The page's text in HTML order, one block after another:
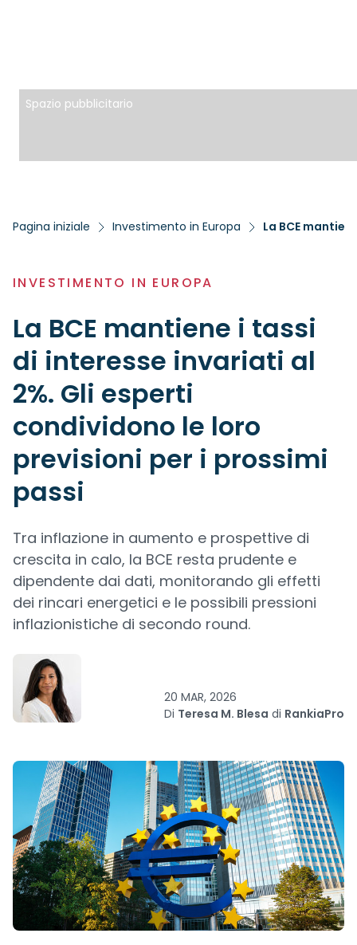
Spazio pubblicitario
Pagina iniziale Investimento in Europa
INVESTIMENTO IN EUROPA
La BCE mantiene i tassi
di interesse invariati al
2%. Gli esperti
condividono le loro
previsioni per i prossimi
passi
Tra inflazione in aumento e prospettive di
crescita in calo, la BCE resta prudente e
dipendente dai dati, monitorando gli effetti
dei rincari energetici e le possibili pressioni
inflazionistiche di secondo round.
20 MAR, 2026
Di Teresa M. Blesa di RankiaPro